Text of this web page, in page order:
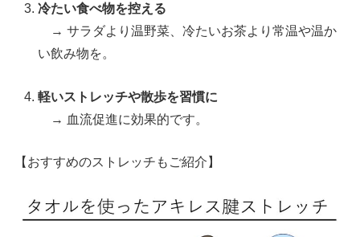
冷たい食べ物を控える
→ サラダより温野菜、冷たいお茶より常温や温か
い飲み物を。
軽いストレッチや散歩を習慣に
→ 血流促進に効果的です。
【おすすめのストレッチもご紹介】